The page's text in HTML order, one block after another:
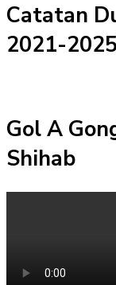
Catatan
2021-2025
Gol A
Shihab